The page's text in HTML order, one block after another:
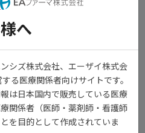
錠を１日１回服用する
ださい。
へ
シズ株式会社、エーザイ株式会
る医療関係者向けサイトです。
は日本国内で販売している医療
関係者（医師・薬剤師・看護師
を目的として作成されていま